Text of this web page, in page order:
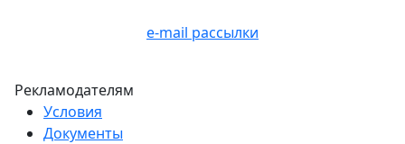
Рекламодателям
Условия
Документы
e-mail рассылки